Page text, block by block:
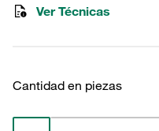
Ver Técnicas
Cantidad en piezas